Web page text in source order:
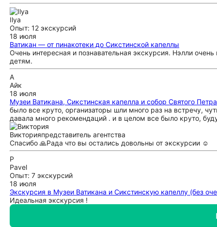
Ilya
Опыт: 12 экскурсий
18 июля
Ватикан — от пинакотеки до Сикстинской капеллы
Очень интересная и познавательная экскурсия. Нэлли
детям.
А
Айк
18 июля
Музеи Ватикана, Сикстинская капелла и собор Святого
было все круто, организаторы шли много раз на встречу,
давала много рекомендаций . и в целом все было круто,
Викторияпредставитель агентства
Спасибо 🙏Рада что вы остались довольны от экскурсии ☺️
P
Pavel
Опыт: 7 экскурсий
18 июля
Экскурсия в Музеи Ватикана и Сикстинскую капеллу (без
Идеальная экскурсия !